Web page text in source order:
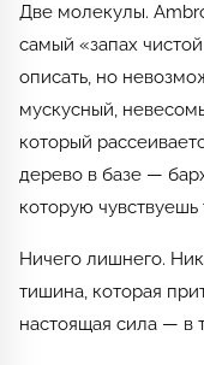
Две молекулы.
самый «запах
описать, но
мускусный,
который
дерево в базе —
которую чувствуешь
Ничего лишнего.
тишина, которая
настоящая сила — в